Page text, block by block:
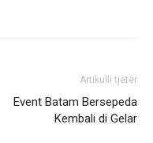
Artikulli tjetër
Event Batam Bersepeda
Kembali di Gelar